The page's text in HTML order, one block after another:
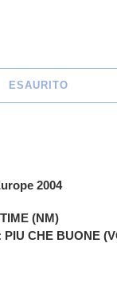
ESAURITO
2004
(NM)
PIU CHE BUONE